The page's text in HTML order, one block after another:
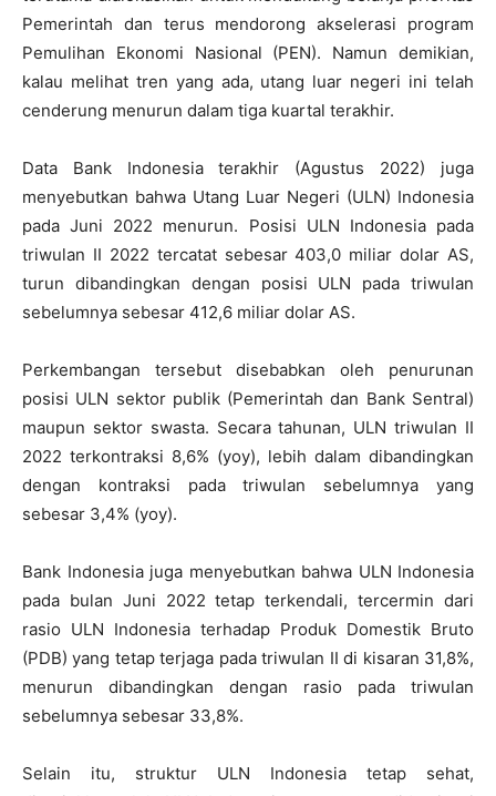
Pemerintah dan terus mendorong akselerasi program
Pemulihan Ekonomi Nasional (PEN). Namun demikian,
kalau melihat tren yang ada, utang luar negeri ini telah
cenderung menurun dalam tiga kuartal terakhir.
Data Bank Indonesia terakhir (Agustus 2022) juga
menyebutkan bahwa Utang Luar Negeri (ULN) Indonesia
pada Juni 2022 menurun. Posisi ULN Indonesia pada
triwulan II 2022 tercatat sebesar 403,0 miliar dolar AS,
turun dibandingkan dengan posisi ULN pada triwulan
sebelumnya sebesar 412,6 miliar dolar AS.
Perkembangan tersebut disebabkan oleh penurunan
posisi ULN sektor publik (Pemerintah dan Bank Sentral)
maupun sektor swasta. Secara tahunan, ULN triwulan II
2022 terkontraksi 8,6% (yoy), lebih dalam dibandingkan
dengan kontraksi pada triwulan sebelumnya yang
sebesar 3,4% (yoy).
Bank Indonesia juga menyebutkan bahwa ULN Indonesia
pada bulan Juni 2022 tetap terkendali, tercermin dari
rasio ULN Indonesia terhadap Produk Domestik Bruto
(PDB) yang tetap terjaga pada triwulan II di kisaran 31,8%,
menurun dibandingkan dengan rasio pada triwulan
sebelumnya sebesar 33,8%.
Selain itu, struktur ULN Indonesia tetap sehat,